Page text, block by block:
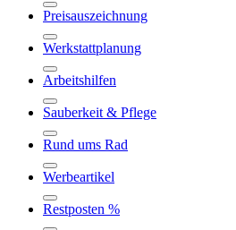
Preisauszeichnung
Werkstattplanung
Arbeitshilfen
Sauberkeit & Pflege
Rund ums Rad
Werbeartikel
Restposten %